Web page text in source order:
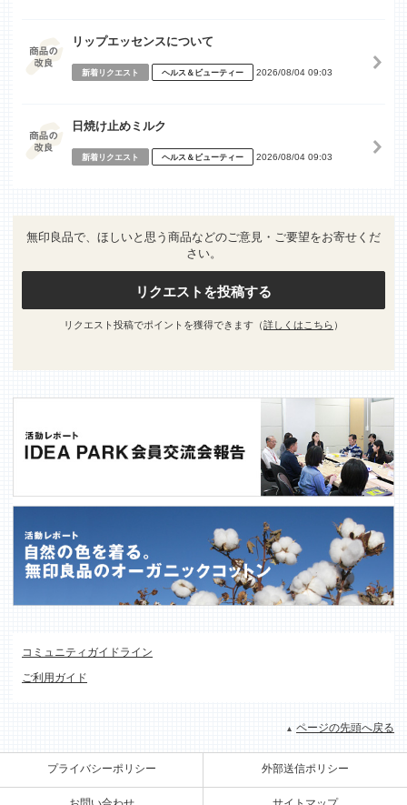
リップエッセンスについて
新着リクエスト ヘルス＆ビューティー 2026/08/04 09:03
日焼け止めミルク
新着リクエスト ヘルス＆ビューティー 2026/08/04 09:03
無印良品で、ほしいと思う商品などのご意見・ご要望をお寄せくだ
さい。
リクエストを投稿する
リクエスト投稿でポイントを獲得できます（詳しくはこちら ）
コミュニティガイドライン
ご利用ガイド
ページの先頭へ戻る
プライバシーポリシー 外部送信ポリシー